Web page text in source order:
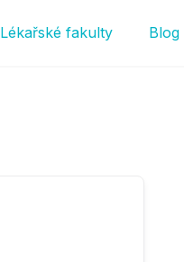
Lékařské fakulty Blog